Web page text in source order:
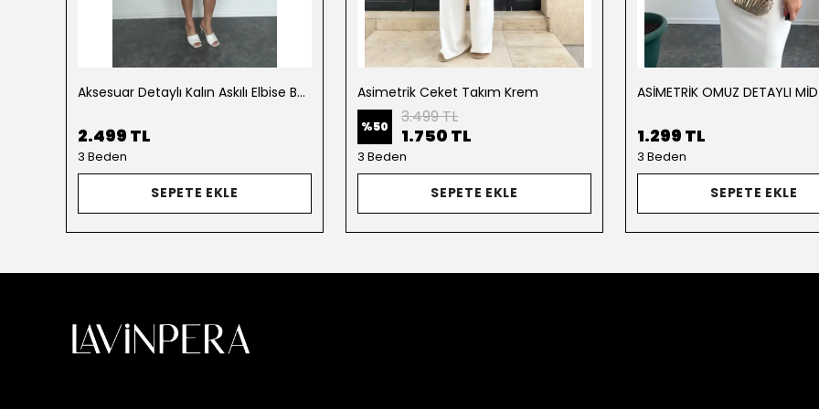
Aksesuar Detaylı Kalın Askılı Elbise Beyaz
2.499 TL
3 Beden
SEPETE EKLE
Asimetrik Ceket Takım Krem
%50 3.499 TL
1.750 TL
3 Beden
SEPETE EKLE
1.299 TL
3 Beden
SEPETE EKLE